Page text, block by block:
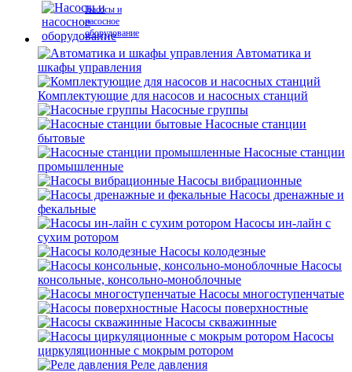
Насосы и
насосное
оборудование
Автоматика и
шкафы управления
Комплектующие для насосов и насосных станций
Насосные группы
Насосные станции
бытовые
Насосные станции
промышленные
Насосы вибрационные
Насосы дренажные и
фекальные
Насосы ин-лайн с
сухим ротором
Насосы колодезные
Насосы
консольные, консольно-моноблочные
Насосы многоступенчатые
Насосы поверхностные
Насосы скважинные
Насосы
циркуляционные с мокрым ротором
Реле давления